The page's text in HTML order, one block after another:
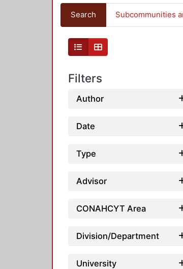
Search Subcommunities
Filters
Author
Date
Type
Advisor
CONAHCYT Area
Division/Department
University